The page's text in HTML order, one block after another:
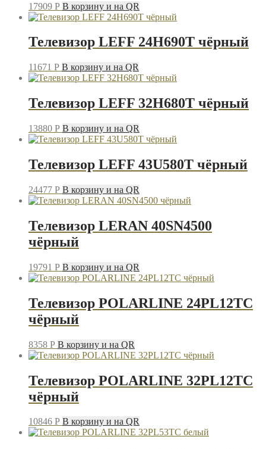
17909 P В корзину и на QR
Телевизор LEFF 24H690T чёрный
11671 P В корзину и на QR
Телевизор LEFF 32H680T чёрный
13880 P В корзину и на QR
Телевизор LEFF 43U580T чёрный
24477 P В корзину и на QR
Телевизор LERAN 40SN4500
чёрный
19791 P В корзину и на QR
Телевизор POLARLINE 24PL12TC
чёрный
8358 P В корзину и на QR
Телевизор POLARLINE 32PL12TC
чёрный
10846 P В корзину и на QR